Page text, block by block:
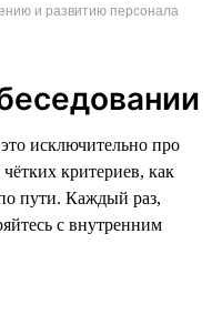
и развитию персонала
исключительно про
критериев, как
пути. Каждый раз,
с внутренним